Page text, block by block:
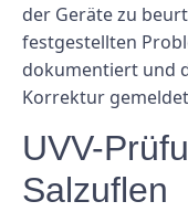
der Geräte zu
festgestellten
dokumentiert und
Korrektur
UVV-
Salzuflen